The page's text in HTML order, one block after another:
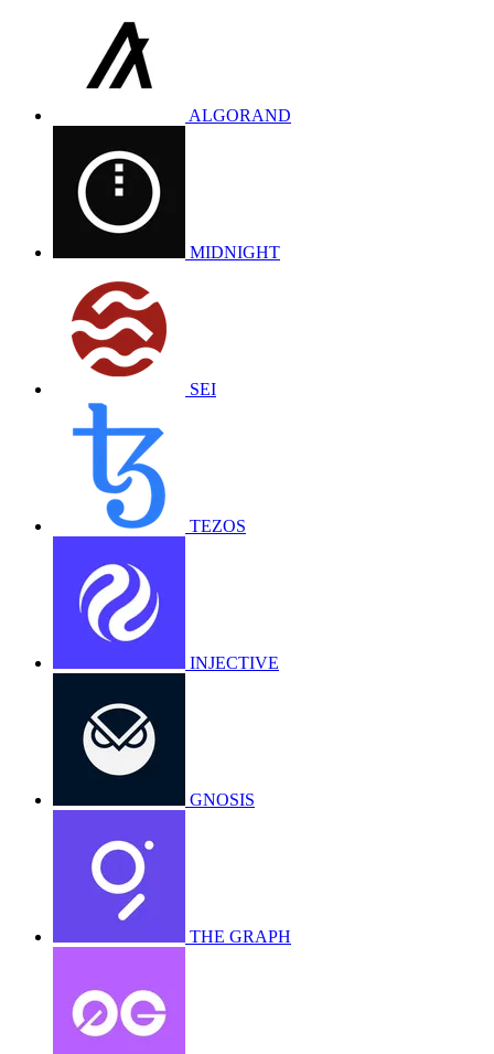
ALGORAND
MIDNIGHT
SEI
TEZOS
INJECTIVE
GNOSIS
THE GRAPH